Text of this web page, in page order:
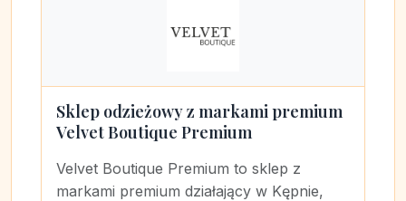
Sklep odzieżowy z markami premium
Velvet Boutique Premium
Velvet Boutique Premium to sklep z
markami premium działający w Kępnie,